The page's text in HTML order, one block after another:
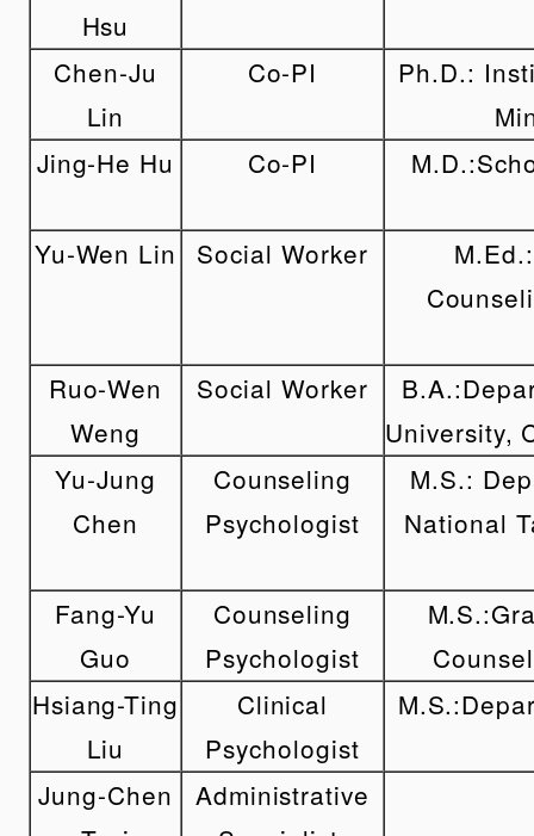
Hsu
Chen-Ju
Lin
Co-PI
Ph.D.:
Jing-He Hu
Co-PI
Yu-Wen Lin Social Worker
Ruo-Wen
Weng
Social Worker
University,
Yu-Jung
Chen
Counseling
Psychologist
M.S.:
National
Fang-Yu
Guo
Counseling
Psychologist
Hsiang-Ting
Liu
Clinical
Psychologist
Jung-Chen
Administrative